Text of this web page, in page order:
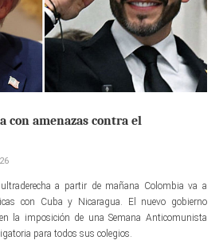
con amenazas contra el
a partir de mañana Colombia va a
con Cuba y Nicaragua. El nuevo gobierno
la imposición de una Semana Anticomunista
para todos sus colegios.